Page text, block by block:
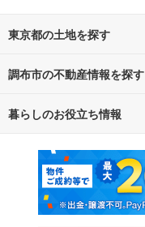
東京都の土地を探す
路線・駅から探す
通勤・通学時間から探す
調布市の不動産情報を探す
不動産・住宅
新築マンション
新築一戸建て
暮らしのお役立ち情報
マンションカタログ